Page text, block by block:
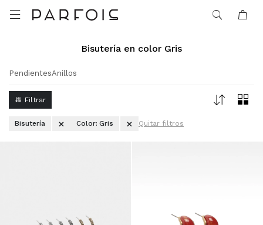

Bisutería en color Gris
PendientesAnillos
Bisutería Color: Gris Quitar filtros